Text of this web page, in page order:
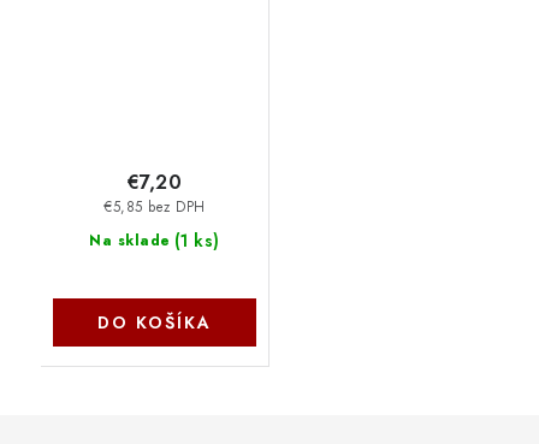
Na sklade (1 ks)
€5,85 bez DPH
€7,20
DO KOŠÍKA